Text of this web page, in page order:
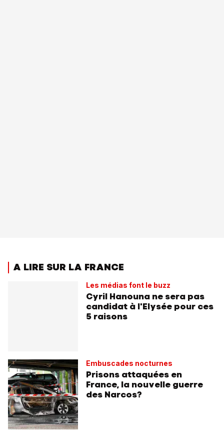
A LIRE SUR LA FRANCE
Les médias font le buzz
Cyril Hanouna ne sera pas
candidat à l'Elysée pour ces
5 raisons
Embuscades nocturnes
Prisons attaquées en
France, la nouvelle guerre
des Narcos?